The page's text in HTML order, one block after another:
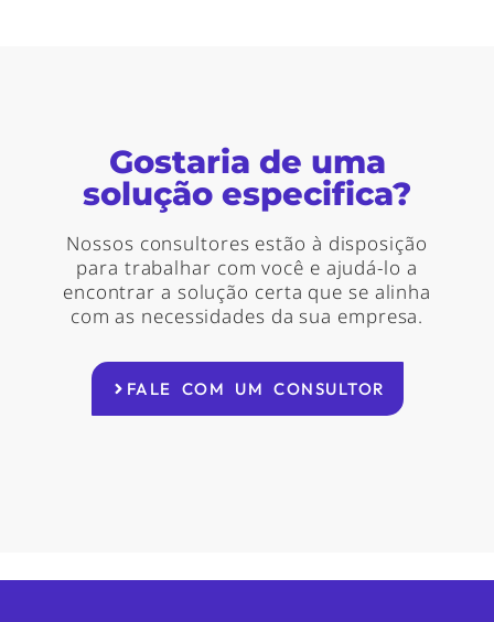
Gostaria de uma
solução especifica?
Nossos consultores estão à disposição
para trabalhar com você e ajudá-lo a
encontrar a solução certa que se alinha
com as necessidades da sua empresa.
FALE COM UM CONSULTOR